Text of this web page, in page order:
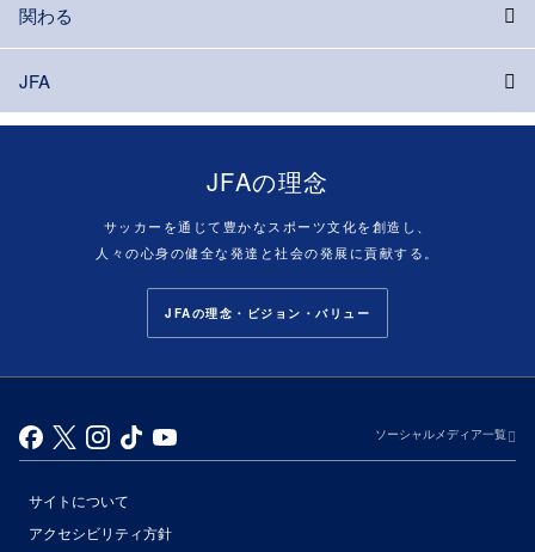
関わる
JFA
JFAの理念
サッカーを通じて豊かなスポーツ文化を創造し、
人々の心身の健全な発達と社会の発展に貢献する。
JFAの理念・ビジョン・バリュー
ソーシャルメディア一覧
サイトについて
アクセシビリティ方針